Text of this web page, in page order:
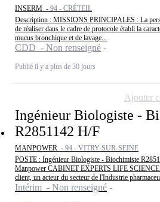
INSERM - 94 - CRÉTEIL
Description : MISSIONS PRINCIPALES : La
de réaliser dans le cadre de protocole établi la
mucus bronchique et de lavage...
CDD - Non renseigné
Publié il y a plus de 30 jours
Ingénieur Biologiste -
R2851142 H/F
MANPOWER - 94 - VITRY-SUR-SEINE
POSTE : Ingénieur Biologiste - Biochimiste
Manpower CABINET EXPERTS LIFE SCIENCE
client, un acteur du secteur de l'Industrie
Intérim - Non renseigné
Ajouter